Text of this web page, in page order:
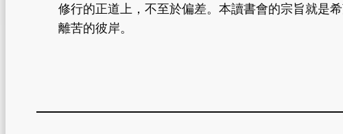
修行的正道上，不至於偏差。本讀書會的宗旨就是
離苦的彼岸。